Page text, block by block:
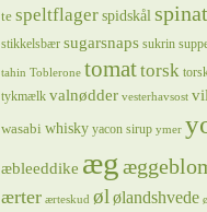
te speltflager spidskål spinat
stikkelsbær sugarsnaps sukrin
tahin Toblerone tomattorsk
tykmælk valnødder vesterhavsost
wasabi whisky yacon sirup ymer
æbleeddike æg
ærter ærteskud øl ølandshvede